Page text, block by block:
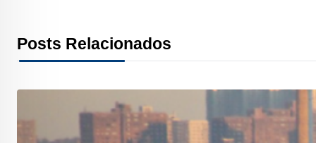
e t
e
k
d
t
r A
Posts Relacionados